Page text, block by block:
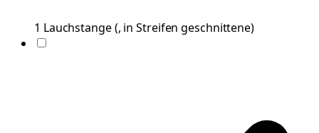
1 Lauchstange(, in Streifen geschnittene)